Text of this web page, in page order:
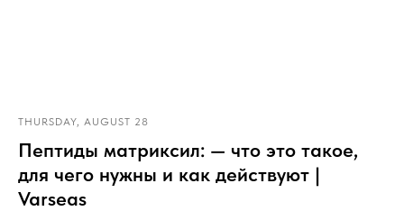
THURSDAY, AUGUST 28
Пептиды матриксил: — что это такое,
для чего нужны и как действуют |
Varseas